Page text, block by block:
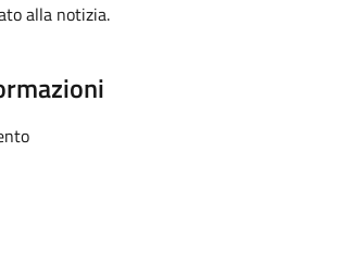
alla notizia.